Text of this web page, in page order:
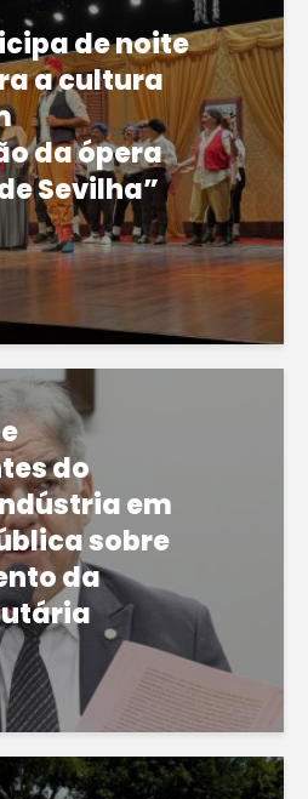
de noite
a cultura
da ópera
Sevilha”
do
em
sobre
da